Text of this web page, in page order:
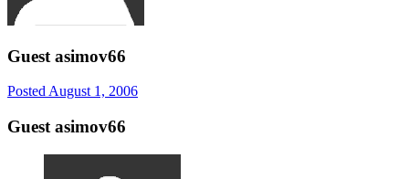
Guest asimov66
PostedAugust 1, 2006
Guest asimov66